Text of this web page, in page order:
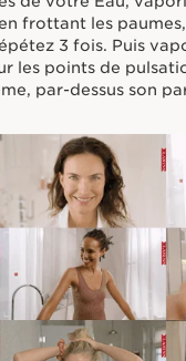
frottant les
3 fois. Puis
les points de
par-dessus son